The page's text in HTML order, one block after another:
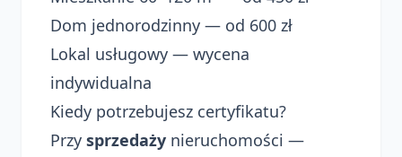
Dom jednorodzinny — od 600 zł
Lokal usługowy — wycena
indywidualna
Kiedy potrzebujesz certyfikatu?
Przy sprzedaży nieruchomości —